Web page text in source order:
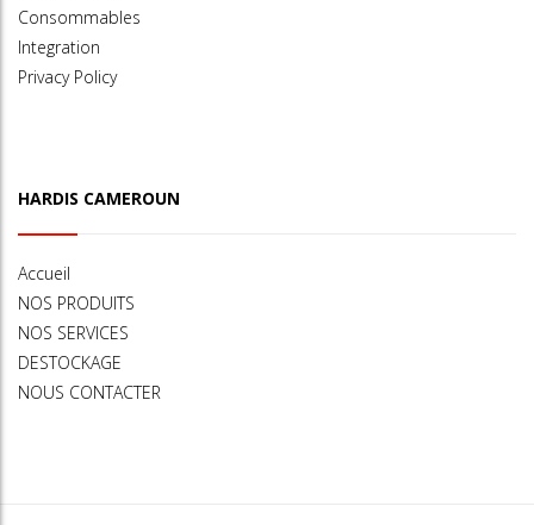
Consommables
Integration
Privacy Policy
HARDIS CAMEROUN
Accueil
NOS PRODUITS
NOS SERVICES
DESTOCKAGE
NOUS CONTACTER